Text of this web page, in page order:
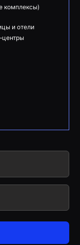
комплексы)
и отели